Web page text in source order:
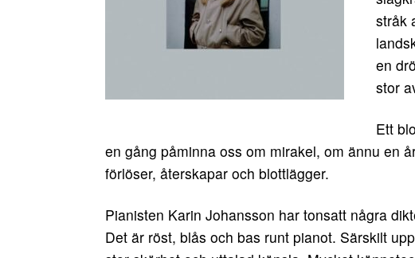
stråk
en
stor
Ett
en gång påminna oss om mirakel, om ännu en
förlöser, återskapar och blottlägger.
Pianisten Karin Johansson har tonsatt några
Det är röst, blås och bas runt pianot. Särskilt